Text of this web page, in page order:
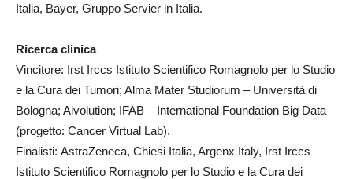
Italia, Bayer, Gruppo Servier in Italia.
Ricerca clinica
Vincitore: Irst Irccs Istituto Scientifico Romagnolo per lo Studio
e la Cura dei Tumori; Alma Mater Studiorum – Università di
Bologna; Aivolution; IFAB – International Foundation Big Data
(progetto: Cancer Virtual Lab).
Finalisti: AstraZeneca, Chiesi Italia, Argenx Italy, Irst Irccs
Istituto Scientifico Romagnolo per lo Studio e la Cura dei